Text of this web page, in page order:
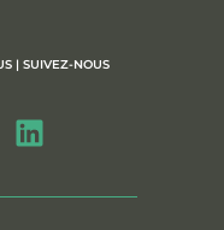
| SUIVEZ-NOUS